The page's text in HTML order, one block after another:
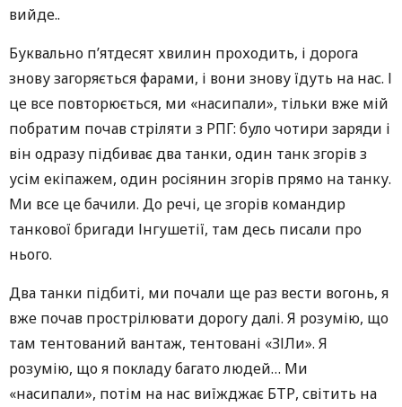
вийде..
Буквально п’ятдесят хвилин проходить, і дорога
знову загоряється фарами, і вони знову їдуть на нас. І
це все повторюється, ми «насипали», тільки вже мій
побратим почав стріляти з РПГ: було чотири заряди і
він одразу підбиває два танки, один танк згорів з
усім екіпажем, один росіянин згорів прямо на танку.
Ми все це бачили. До речі, це згорів командир
танкової бригади Інгушетії, там десь писали про
нього.
Два танки підбиті, ми почали ще раз вести вогонь, я
вже почав прострілювати дорогу далі. Я розумію, що
там тентований вантаж, тентовані «ЗІЛи». Я
розумію, що я покладу багато людей… Ми
«насипали», потім на нас виїжджає БТР, світить на